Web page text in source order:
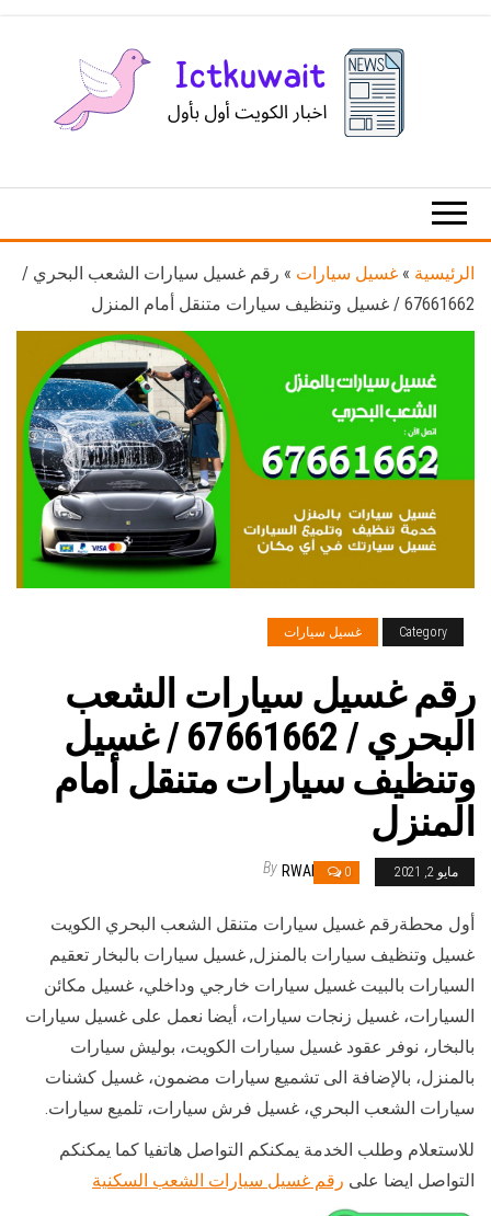
الكويت
الرئيسية » غسيل سيارات » رقم غسيل سيارات الشعب البحري /
67661662 / غسيل وتنظيف سيارات متنقل أمام المنزل
Category غسيل سيارات
رقم غسيل سيارات الشعب
البحري / 67661662 / غسيل
وتنظيف سيارات متنقل أمام
المنزل
مايو 2, 2021 0
By RWAN
أول محطةرقم غسيل سيارات متنقل الشعب البحري الكويت
غسيل وتنظيف سيارات بالمنزل, غسيل سيارات بالبخار تعقيم
السيارات بالبيت غسيل سيارات خارجي وداخلي، غسيل مكائن
السيارات، غسيل زنجات سيارات، أيضا نعمل على غسيل سيارات
بالبخار، نوفر عقود غسيل سيارات الكويت، بوليش سيارات
بالمنزل، بالإضافة الى تشميع سيارات مضمون، غسيل كشنات
سيارات الشعب البحري، غسيل فرش سيارات، تلميع سيارات.
للاستعلام وطلب الخدمة يمكنكم التواصل هاتفيا كما يمكنكم
التواصل ايضا على رقم غسيل سيارات الشعب السكنية